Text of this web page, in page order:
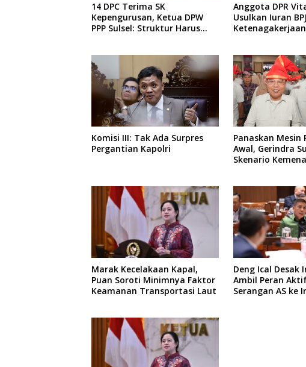
14 DPC Terima SK
Kepengurusan, Ketua DPW
PPP Sulsel: Struktur Harus
Anggota DPR
Usulkan Iuran
Komisi III: Tak Ada Surpres
Pergantian Kapolri
Panaskan Mesin
Awal, Gerindra
Skenario
Marak Kecelakaan Kapal,
Puan Soroti Minimnya Faktor
Keamanan Transportasi Laut
Deng Ical Desak
Ambil Peran
Serangan AS ke